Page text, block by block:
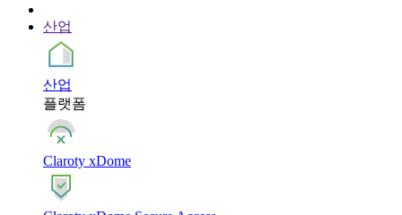
산업
산업
플랫폼
Claroty xDome